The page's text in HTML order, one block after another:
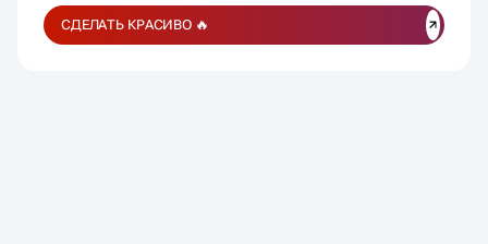
СДЕЛАТЬ КРАСИВО 🔥